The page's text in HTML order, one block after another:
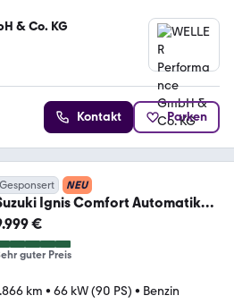
& Co. KG
Kontakt Parken
Gesponsert NEU
Ignis Comfort Automatik
19.900 km Blechsch.
€
guter Preis
km • 66 kW (90 PS) • Benzin